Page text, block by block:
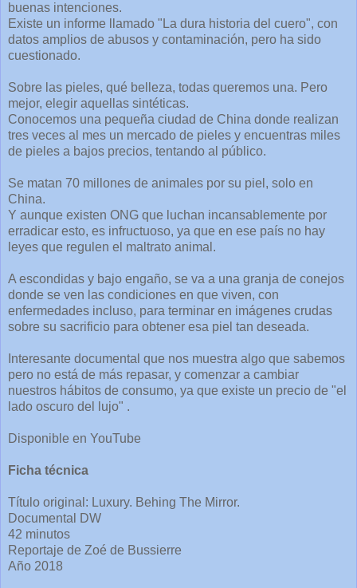
buenas intenciones.
Existe un informe llamado "La dura historia del cuero", con
datos amplios de abusos y contaminación, pero ha sido
cuestionado.
Sobre las pieles, qué belleza, todas queremos una. Pero
mejor, elegir aquellas sintéticas.
Conocemos una pequeña ciudad de China donde realizan
tres veces al mes un mercado de pieles y encuentras miles
de pieles a bajos precios, tentando al público.
Se matan 70 millones de animales por su piel, solo en
China.
Y aunque existen ONG que luchan incansablemente por
erradicar esto, es infructuoso, ya que en ese país no hay
leyes que regulen el maltrato animal.
A escondidas y bajo engaño, se va a una granja de conejos
donde se ven las condiciones en que viven, con
enfermedades incluso, para terminar en imágenes crudas
sobre su sacrificio para obtener esa piel tan deseada.
Interesante documental que nos muestra algo que sabemos
pero no está de más repasar, y comenzar a cambiar
nuestros hábitos de consumo, ya que existe un precio de "el
lado oscuro del lujo" .
Disponible en YouTube
Ficha técnica
Título original: Luxury. Behing The Mirror.
Documental DW
42 minutos
Reportaje de Zoé de Bussierre
Año 2018